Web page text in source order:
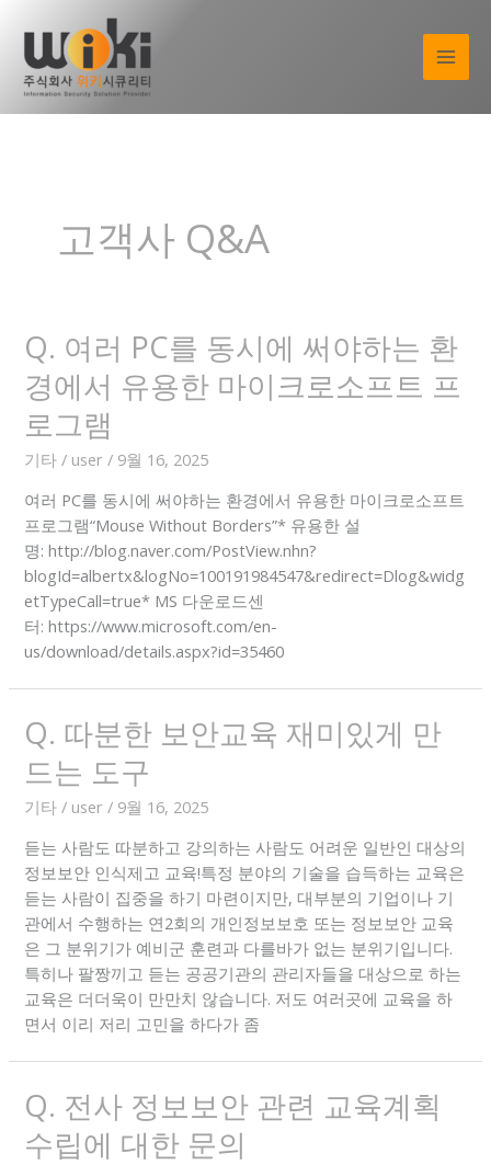
건
고객사 Q&A
Q. 여러 PC를 동시에 써야하는 환
경에서 유용한 마이크로소프트 프
로그램
기타 / user/ 9월 16, 2025
여러 PC를 동시에 써야하는 환경에서 유용한 마이크로소프트
프로그램“Mouse Without Borders”* 유용한 설
명: http://blog.naver.com/PostView.nhn?
blogId=albertx&logNo=100191984547&redirect=Dlog&widg
etTypeCall=true* MS 다운로드센
터: https://www.microsoft.com/en-
us/download/details.aspx?id=35460
Q. 따분한 보안교육 재미있게 만
드는 도구
기타 / user/ 9월 16, 2025
듣는 사람도 따분하고 강의하는 사람도 어려운 일반인 대상의
정보보안 인식제고 교육!특정 분야의 기술을 습득하는 교육은
듣는 사람이 집중을 하기 마련이지만, 대부분의 기업이나 기
관에서 수행하는 연2회의 개인정보보호 또는 정보보안 교육
은 그 분위기가 예비군 훈련과 다를바가 없는 분위기입니다.
특히나 팔짱끼고 듣는 공공기관의 관리자들을 대상으로 하는
교육은 더더욱이 만만치 않습니다. 저도 여러곳에 교육을 하
면서 이리 저리 고민을 하다가 좀
Q. 전사 정보보안 관련 교육계획
수립에 대한 문의